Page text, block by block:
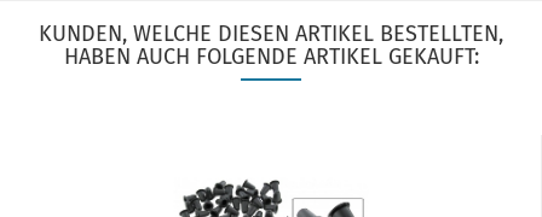
KUNDEN, WELCHE DIESEN ARTIKEL BESTELLTEN,
HABEN AUCH FOLGENDE ARTIKEL GEKAUFT: